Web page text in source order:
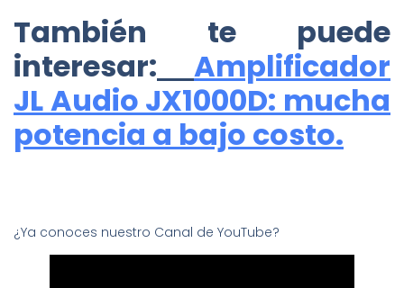
También te puede
interesar:
Amplificador
JL Audio JX1000D: mucha
potencia a bajo costo.
¿Ya conoces nuestro Canal de YouTube?